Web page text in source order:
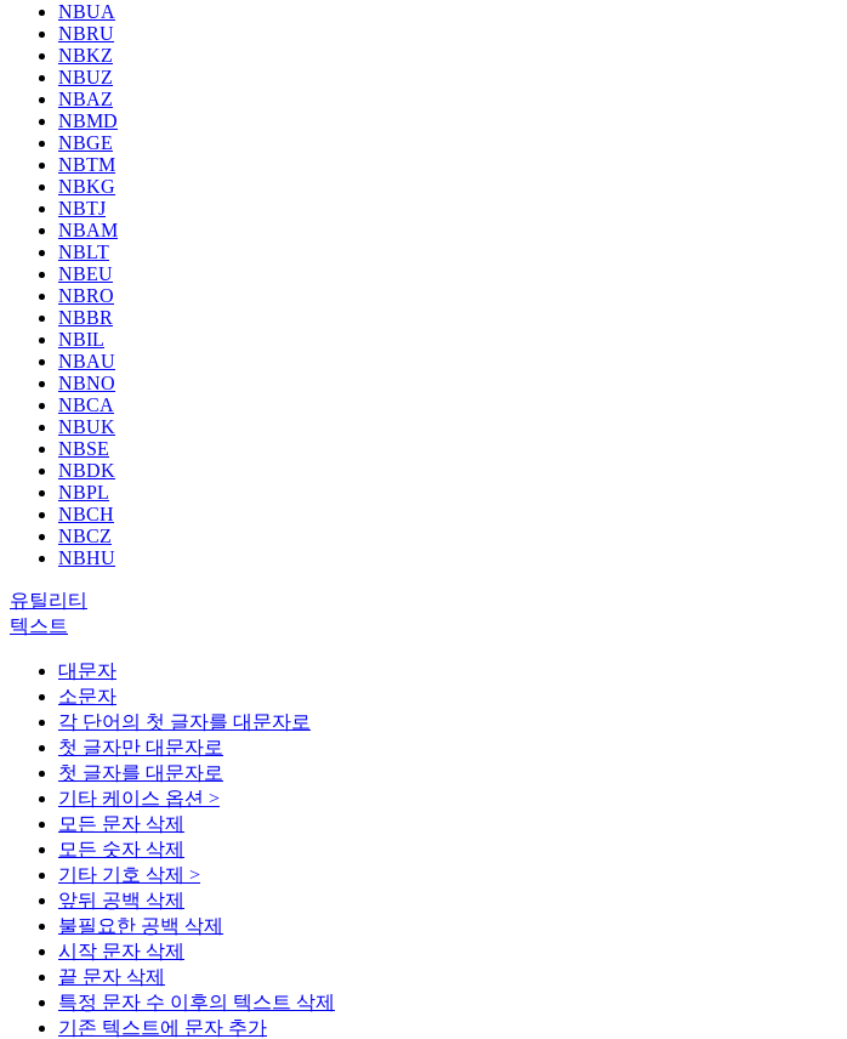
NBUA
NBRU
NBKZ
NBUZ
NBAZ
NBMD
NBGE
NBTM
NBKG
NBTJ
NBAM
NBLT
NBEU
NBRO
NBBR
NBIL
NBAU
NBNO
NBCA
NBUK
NBSE
NBDK
NBPL
NBCH
NBCZ
NBHU
유틸리티
텍스트
대문자
소문자
각 단어의 첫 글자를 대문자로
첫 글자만 대문자로
첫 글자를 대문자로
기타 케이스 옵션 >
모든 문자 삭제
모든 숫자 삭제
기타 기호 삭제 >
앞뒤 공백 삭제
불필요한 공백 삭제
시작 문자 삭제
끝 문자 삭제
특정 문자 수 이후의 텍스트 삭제
기존 텍스트에 문자 추가